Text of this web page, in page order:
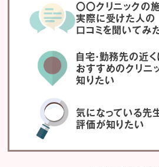
〇〇クリニックの
実際に受けた人の
口コミを聞いてみ
自宅・勤務先の近
おすすめのクリニ
知りたい
気になっている先
評価が知りたい